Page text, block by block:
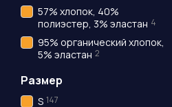
57% хлопок, 40%
полиэстер, 3% эластан 4
95% органический хлопок,
5% эластан 2
Размер
S 147